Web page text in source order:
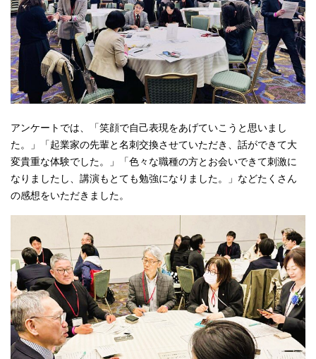
アンケートでは、「笑顔で自己表現をあげていこうと思いまし
た。」「起業家の先輩と名刺交換させていただき、話ができて大
変貴重な体験でした。」「色々な職種の方とお会いできて刺激に
なりましたし、講演もとても勉強になりました。」などたくさん
の感想をいただきました。